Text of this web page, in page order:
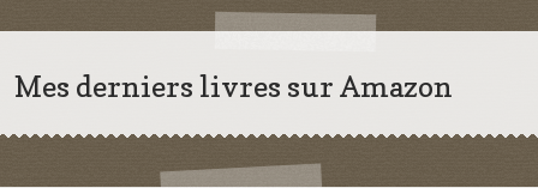
Mes derniers livres sur Amazon